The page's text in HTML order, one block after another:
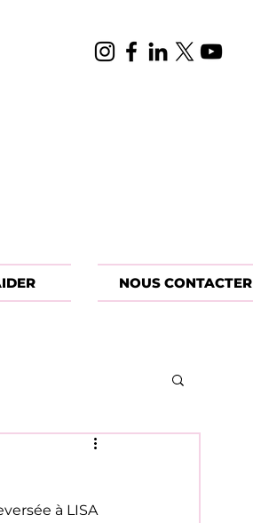
à LISA
NOUS CONTACTER